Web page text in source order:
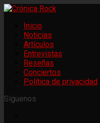
Inicio
Noticias
Artículos
Entrevistas
Reseñas
Conciertos
Política de privacidad
Síguenos